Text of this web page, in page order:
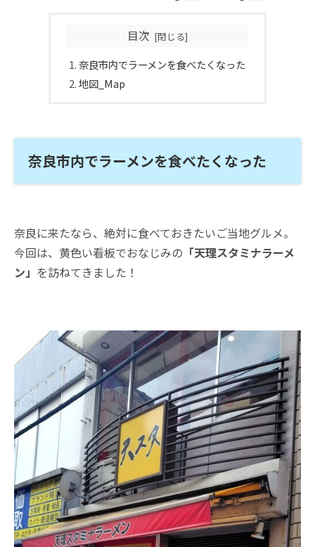
目次
奈良市内でラーメンを食べたくなった
地図_Map
奈良市内でラーメンを食べたくなった
奈良に来たなら、絶対に食べておきたいご当地グルメ。
今回は、黄色い看板でおなじみの 「天理スタミナラーメ
ン」 を訪ねてきました！